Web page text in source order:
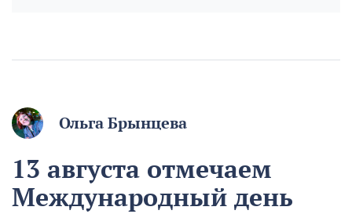
Ольга Брынцева
13 августа отмечаем
Международный день